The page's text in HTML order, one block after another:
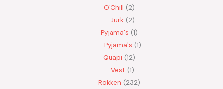
O'Chill 2
Jurk 2
Pyjama's 1
Pyjama's 1
Quapi 12
Vest 1
Rokken 232